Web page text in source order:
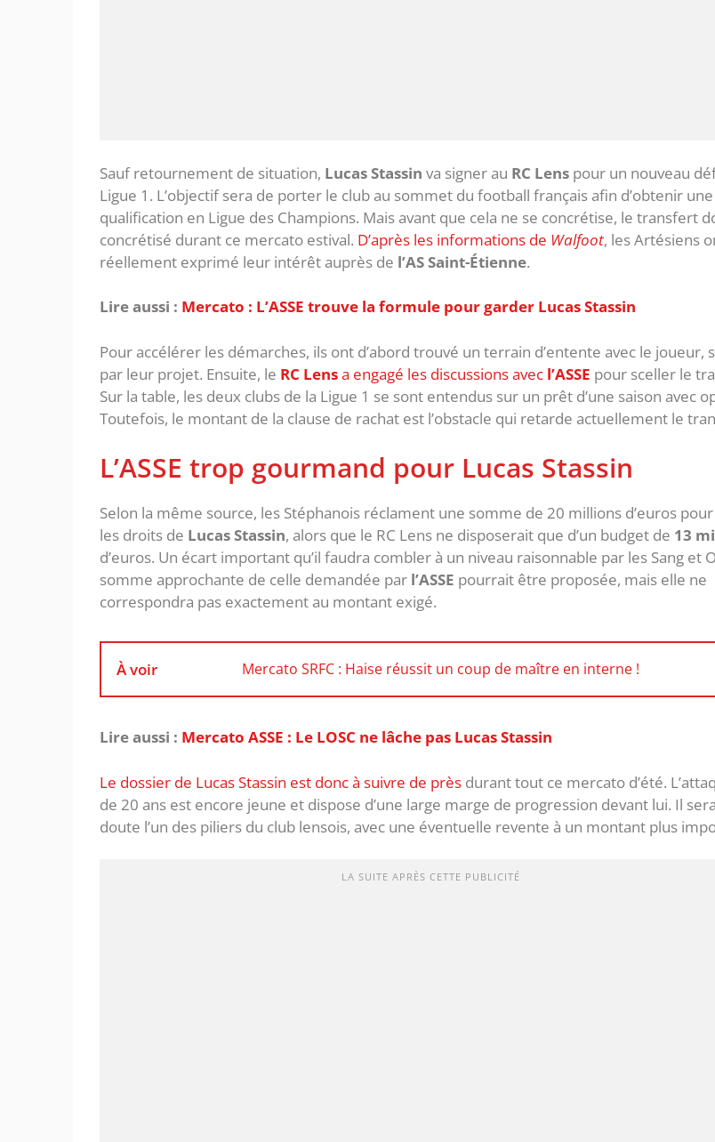
Sauf retournement de situation, Lucas Stassin va signer au RC Lens pour un nouveau
Ligue 1. L’objectif sera de porter le club au sommet du football français afin d’obtenir une
qualification en Ligue des Champions. Mais avant que cela ne se concrétise, le transfert
concrétisé durant ce mercato estival. D’après les informations de Walfoot, les Artésiens
réellement exprimé leur intérêt auprès de l’AS Saint-Étienne.
Lire aussi : Mercato : L’ASSE trouve la formule pour garder Lucas Stassin
Pour accélérer les démarches, ils ont d’abord trouvé un terrain d’entente avec le joueur,
par leur projet. Ensuite, le RC Lensa engagé les discussions avec l’ASSE pour sceller le
Sur la table, les deux clubs de la Ligue 1 se sont entendus sur un prêt d’une saison avec
Toutefois, le montant de la clause de rachat est l’obstacle qui retarde actuellement le
L’ASSE trop gourmand pour Lucas Stassin
Selon la même source, les Stéphanois réclament une somme de 20 millions d’euros
les droits de Lucas Stassin, alors que le RC Lens ne disposerait que d’un budget de 13
d’euros. Un écart important qu’il faudra combler à un niveau raisonnable par les Sang et
somme approchante de celle demandée par l’ASSE pourrait être proposée, mais elle ne
correspondra pas exactement au montant exigé.
À voir Mercato SRFC : Haise réussit un coup de maître en interne !
Lire aussi : Mercato ASSE : Le LOSC ne lâche pas Lucas Stassin
Le dossier de Lucas Stassin est donc à suivre de près durant tout ce mercato d’été.
de 20 ans est encore jeune et dispose d’une large marge de progression devant lui. Il
doute l’un des piliers du club lensois, avec une éventuelle revente à un montant plus
LA SUITE APRÈS CETTE PUBLICITÉ